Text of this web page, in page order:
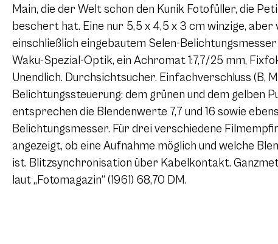
Main, die der Welt schon den Kunik Fotofüller, die
beschert hat. Eine nur 5,5 x 4,5 x 3 cm winzige,
einschließlich eingebautem Selen-
Waku-Spezial-Optik, ein Achromat 1:7,7/25 mm,
Unendlich. Durchsichtsucher. Einfachverschluss (B,
Belichtungssteuerung: dem grünen und dem gelben
entsprechen die Blendenwerte 7,7 und 16 sowie
Belichtungsmesser. Für drei verschiedene
angezeigt, ob eine Aufnahme möglich und welche
ist. Blitzsynchronisation über Kabelkontakt.
laut „Fotomagazin“ (1961) 68,70 DM.